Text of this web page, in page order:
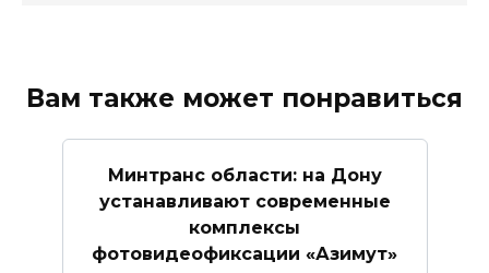
Вам также может понравиться
Минтранс области: на Дону
устанавливают современные
комплексы
фотовидеофиксации «Азимут»